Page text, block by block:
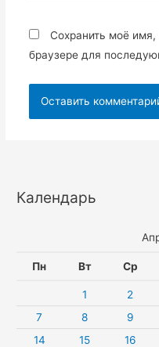
Сохранить моё имя,
браузере для
Календарь
Пн Вт Ср
1 2
7
8 9
14
15 16